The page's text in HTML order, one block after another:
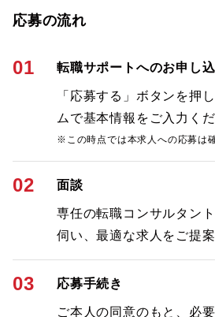
応募の流れ
01 転職サポートへのお申し
「応募する」ボタンを押
ムで基本情報をご入力くだ
※この時点では本求人への応募は
02 面談
専任の転職コンサルタン
伺い、最適な求人をご提案
03 応募手続き
ご本人の同意のもと、必